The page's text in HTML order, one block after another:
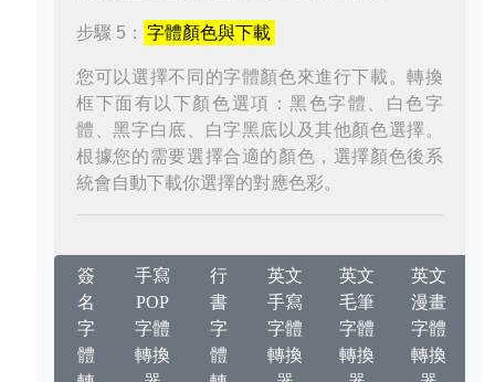
步驟 5： 字體顏色與下載
您可以選擇不同的字體顏色來進行下載。轉換
框下面有以下顏色選項：黑色字體、白色字
體、黑字白底、白字黑底以及其他顏色選擇。
根據您的需要選擇合適的顏色，選擇顏色後系
統會自動下載你選擇的對應色彩。
簽
名
字
體
手寫
POP
字體
轉換
行
書
字
體
英文
手寫
字體
轉換
英文
毛筆
字體
轉換
英文
漫畫
字體
轉換